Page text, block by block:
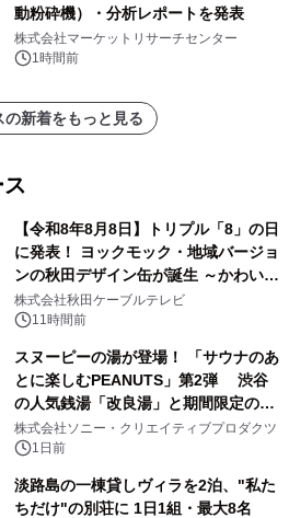
動粉砕機）・分析レポートを発表
株式会社マーケットリサーチセンター
1時間前
の新着をもっと見る
【令和8年8月8日】トリプル「8」の日
に発表！ ヨックモック・地域バージョ
ンの秋田デザイン缶が誕生 ～かわいい
秋田犬の子犬と秋田の四季と名所を巡
るパッケージ～ 9月1日(火)秋田県内で
株式会社秋田ケーブルテレビ
11時間前
スヌーピーの湯が登場！ 「サウナのあ
とに楽しむPEANUTS」第2弾 渋谷
の人気銭湯「改良湯」と期間限定のコ
ラボレーション サウナイキタイコラ
ボグッズも発売決定！
株式会社ソニー・クリエイティブプロダクツ
1日前
淡路島の一棟貸しヴィラを2泊、"私た
ちだけ"の別荘に 1日1組・最大8名